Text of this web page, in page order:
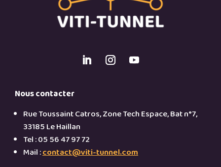
Nous contacter
Rue Toussaint Catros, Zone Tech Espace, Bat n°7,
33185 Le Haillan
Tel : 05 56 47 97 72
Mail :contact@viti-tunnel.com